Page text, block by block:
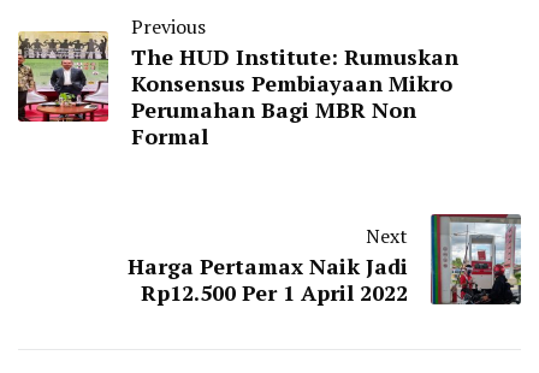
Previous
The HUD Institute: Rumuskan
Konsensus Pembiayaan Mikro
Perumahan Bagi MBR Non
Formal
Next
Harga Pertamax Naik Jadi
Rp12.500 Per 1 April 2022